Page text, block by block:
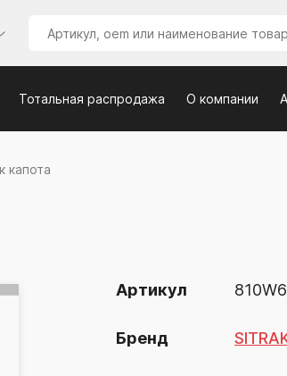
Тотальная распродажа О компании
капота
Артикул
Бренд